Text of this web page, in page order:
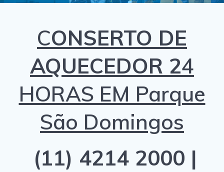
CONSERTO DE
AQUECEDOR 24
HORAS EM Parque
São Domingos
(11) 4214 2000 |